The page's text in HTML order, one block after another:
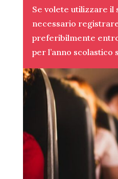
Se volete utilizzare il
necessario
preferibilmente
per l’anno scolastico